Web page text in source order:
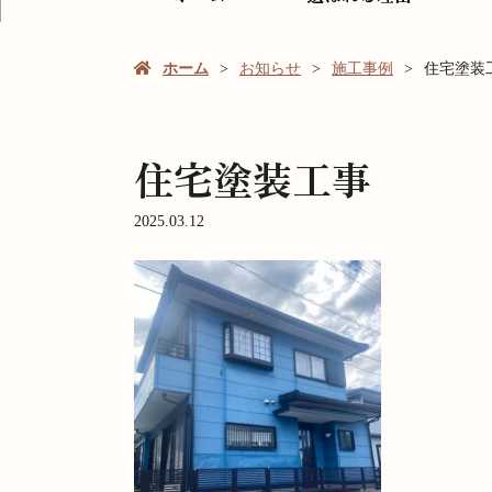
ホーム お知らせ 施工事例 住宅塗装
住宅塗装工事
2025.03.12